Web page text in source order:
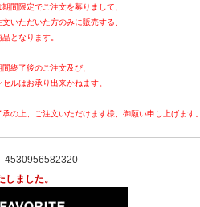
間限定でご注文を募りまして、
いただいた方のみに販売する、
となります。
終了後のご注文及び、
ルはお承り出来かねます。
の上、ご注文いただけます様、御願い申し上げます。
4530956582320
ました。